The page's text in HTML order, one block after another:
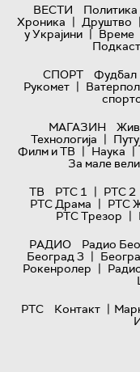
ВЕСТИ Политика
Хроника | Друштво |
у Украјини | Време
Подкаст
СПОРТ
Фудбал
Рукомет |
МАГАЗИН
Технологијa |
Филм и ТВ | Наука |
За мале
ТВ
РТС 1 | РТС 2
РТС Драма | РТС
РТС Трезор |
РАДИО
Радио
Београд 3 |
Рокенролер |
РТС
Контакт |